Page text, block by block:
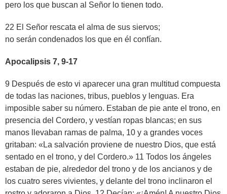
pero los que buscan al Señor lo tienen todo.
22 El Señor rescata el alma de sus siervos;
no serán condenados los que en él confían.
Apocalipsis 7, 9-17
9 Después de esto vi aparecer una gran multitud compuesta
de todas las naciones, tribus, pueblos y lenguas. Era
imposible saber su número. Estaban de pie ante el trono, en
presencia del Cordero, y vestían ropas blancas; en sus
manos llevaban ramas de palma, 10 y a grandes voces
gritaban: «La salvación proviene de nuestro Dios, que está
sentado en el trono, y del Cordero.» 11 Todos los ángeles
estaban de pie, alrededor del trono y de los ancianos y de
los cuatro seres vivientes, y delante del trono inclinaron el